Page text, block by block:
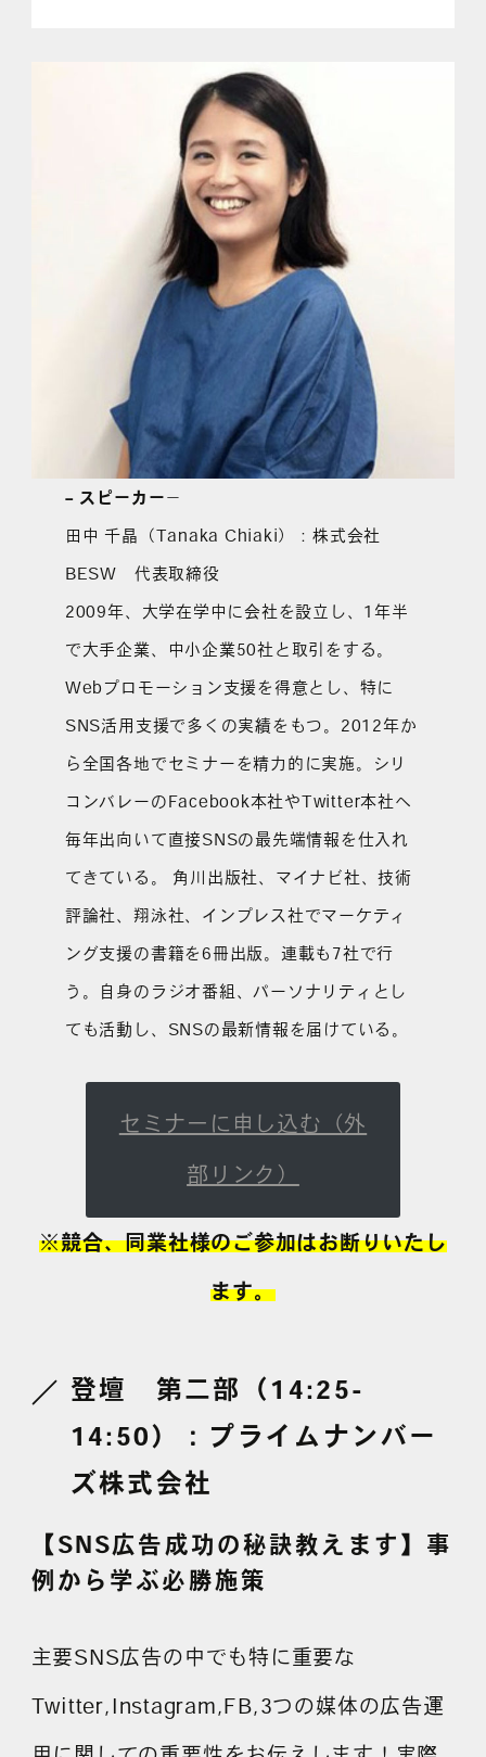
– スピーカー －
田中 千晶（Tanaka Chiaki）：株式会社
BESW 代表取締役
2009年、大学在学中に会社を設立し、1年半
で大手企業、中小企業50社と取引をする。
Webプロモーション支援を得意とし、特に
SNS活用支援で多くの実績をもつ。2012年か
ら全国各地でセミナーを精力的に実施。シリ
コンバレーのFacebook本社やTwitter本社へ
毎年出向いて直接SNSの最先端情報を仕入れ
てきている。 角川出版社、マイナビ社、技術
評論社、翔泳社、インプレス社でマーケティ
ング支援の書籍を6冊出版。連載も7社で行
う。自身のラジオ番組、パーソナリティとし
ても活動し、SNSの最新情報を届けている。
セミナーに申し込む（外
部リンク）
※競合、同業社様のご参加はお断りいたし
ます。
登壇 第二部（14:25-
14:50）：プライムナンバー
ズ株式会社
【SNS広告成功の秘訣教えます】事
例から学ぶ必勝施策
主要SNS広告の中でも特に重要な
Twitter,Instagram,FB,3つの媒体の広告運